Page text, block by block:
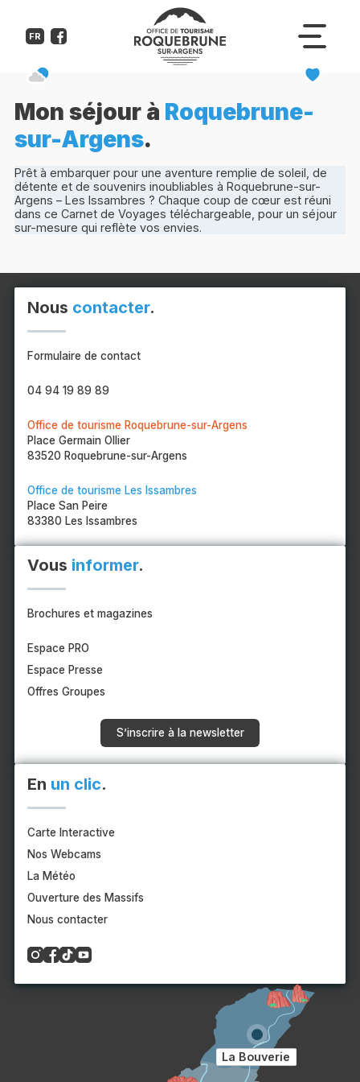
FR
Mon séjour à Roquebrune-
sur-Argens.
Prêt à embarquer pour une aventure remplie de soleil, de
détente et de souvenirs inoubliables à Roquebrune-sur-
Argens – Les Issambres ? Chaque coup de cœur est réuni
dans ce Carnet de Voyages téléchargeable, pour un séjour
sur-mesure qui reflète vos envies.
Nous contacter.
Formulaire de contact
04 94 19 89 89
Office de tourisme Roquebrune-sur-Argens
Place Germain Ollier
83520 Roquebrune-sur-Argens
Office de tourisme Les Issambres
Place San Peire
83380 Les Issambres
Vous informer.
Brochures et magazines
Espace PRO
Espace Presse
Offres Groupes
S’inscrire à la newsletter
En un clic.
Carte Interactive
Nos Webcams
La Météo
Ouverture des Massifs
Nous contacter
La Bouverie